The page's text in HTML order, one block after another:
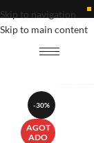
Skip to navigation
Skip to main content
-30%
AGOT
ADO